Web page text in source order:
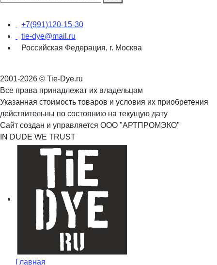
+7(991)120-15-30
tie-dye@mail.ru
Российская Федерация, г. Москва
2001-2026 © Tie-Dye.ru
Все права принадлежат их владельцам
Указанная стоимость товаров и условия их приобретения
действительны по состоянию на текущую дату
Сайт создан и управляется ООО "АРТПРОМЭКО"
IN DUDE WE TRUST
Главная